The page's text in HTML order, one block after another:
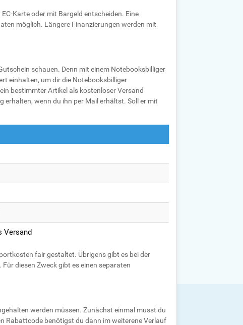
Karte oder mit Bargeld entscheiden. Eine
möglich. Längere Finanzierungen werden mit
schauen. Denn mit einem Notebooksbilliger
einhalten, um dir die Notebooksbilliger
bestimmter Artikel als kostenloser Versand
wenn du ihn per Mail erhältst. Soll er mit
Versand
fair gestaltet. Übrigens gibt es bei der
diesen Zweck gibt es einen separaten
werden müssen. Zunächst einmal musst du
Rabattcode benötigst du dann im weiterene Verlauf